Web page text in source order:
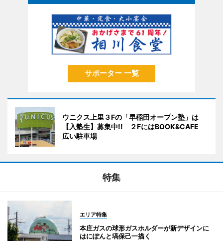
サポーター 一覧
ウニクス上里３Fの「早稲田オープン塾」は
【入塾生】募集中!! ２FにはBOOK&CAFE
広い駐車場
特集
エリア特集
本庄ガスの球形ガスホルダーが新デザインに
はにぽんと塙保己一描く